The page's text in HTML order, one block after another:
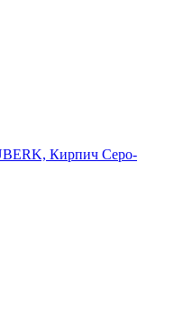
Кирпич Серо-